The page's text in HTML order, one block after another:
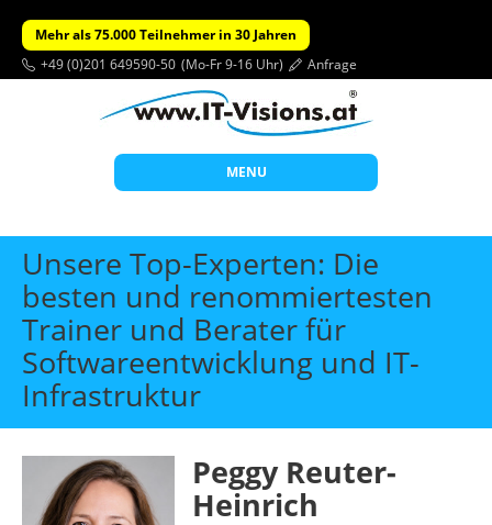
Mehr als 75.000 Teilnehmer in 30 Jahren
+49 (0)201 649590-50 (Mo-Fr 9-16 Uhr) Anfrage
MENU
Start
Themen
Beratung
Individuelle Schulungen
Offene Seminare
Suche
Unsere Top-Experten: Die
besten und renommiertesten
Trainer und Berater für
Softwareentwicklung und IT-
Infrastruktur
Peggy Reuter-
Heinrich